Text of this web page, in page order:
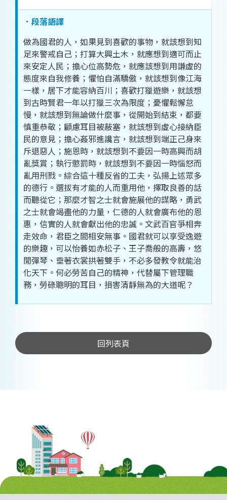
．段落語譯
做為國君的人 ， 如果見到喜歡的事物 ， 就該想到知
足來警戒自己 ； 打算大興土木 ， 就應想到適可而止
來安定人民 ； 擔心位高勢危 ， 就應該想到用謙虛的
態度來自我修養 ； 懼怕自滿驕傲 ， 就該想到像江海
一樣 ， 居下才能容納百川 ； 喜歡打獵遊樂 ， 就該想
到古時賢君一年以打獵三次為限度 ； 憂懼鬆懈怠
慢 ， 就該想到無論做什麼事 ， 從開始到結束 ， 都要
慎重恭敬 ； 顧慮耳目被蔽塞 ， 就該想到虛心接納臣
民的意見 ； 擔心姦邪進讒言 ， 就該想到端正己身來
斥退惡人 ； 施恩時 ， 就該想到不要因一時高興而胡
亂獎賞 ； 執行懲罰時 ， 就該想到不要因一時惱怒而
亂用刑戮 。 綜合這十種反省的工夫 ， 弘揚上述眾多
的德行 。 選拔有才能的人而重用他 ， 擇取良善的話
而聽從它 ； 那麼才智之士就會施展他的謀略 ， 勇武
之士就會竭盡他的力量 ， 仁德的人就會廣布他的恩
惠 ， 信實的人就會獻出他的忠誠 。 文武百官爭相奔
走效命 ， 君臣之間相安無事 。 國君就可以享受逸遊
的樂趣 ， 可以怡養如赤松子 、 王子喬般的高壽 ， 悠
閒彈琴 、 垂著衣裳拱著雙手 ， 不必多發教令就能治
化天下 。 何必勞苦自己的精神 ， 代替屬下管理職
務 ， 勞碌聰明的耳目 ， 損害清靜無為的大道呢？
回列表頁